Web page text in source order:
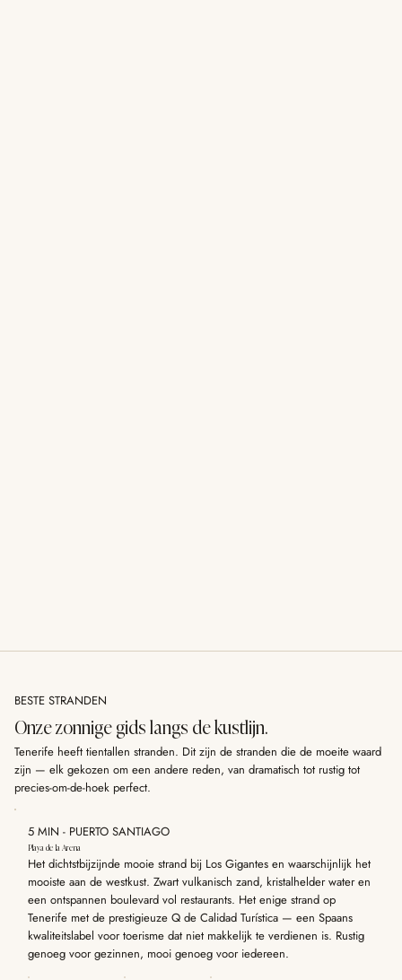
BESTE STRANDEN
Onze zonnige gids langs de kustlijn.
Tenerife heeft tientallen stranden. Dit zijn de stranden die de moeite waard
zijn — elk gekozen om een andere reden, van dramatisch tot rustig tot
precies-om-de-hoek perfect.
5 MIN - PUERTO SANTIAGO
Playa de la Arena
Het dichtstbijzijnde mooie strand bij Los Gigantes en waarschijnlijk het
mooiste aan de westkust. Zwart vulkanisch zand, kristalhelder water en
een ontspannen boulevard vol restaurants. Het enige strand op
Tenerife met de prestigieuze Q de Calidad Turística — een Spaans
kwaliteitslabel voor toerisme dat niet makkelijk te verdienen is. Rustig
genoeg voor gezinnen, mooi genoeg voor iedereen.